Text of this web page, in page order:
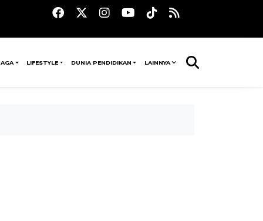
LIFESTYLE DUNIA PENDIDIKAN LAINNYA